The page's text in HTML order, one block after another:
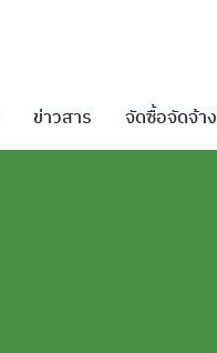
ข่าวสาร จัดซื้อจัดจ้าง